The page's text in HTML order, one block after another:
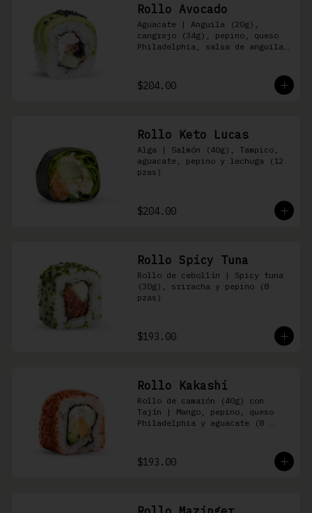
Rollo Avocado
Aguacate | Anguila (20g),
cangrejo (34g), pepino, queso
Philadelphia, salsa de anguila
$204.00
Rollo Keto Lucas
Alga | Salmón (40g), Tampico,
aguacate, pepino y lechuga (12
pzas)
$204.00
Rollo Spicy Tuna
Rollo de cebollín | Spicy tuna
(30g), sriracha y pepino (8
pzas)
$193.00
Rollo Kakashi
Rollo de camarón (40g) con
Tajín | Mango, pepino, queso
Philadelphia y aguacate (8
$193.00